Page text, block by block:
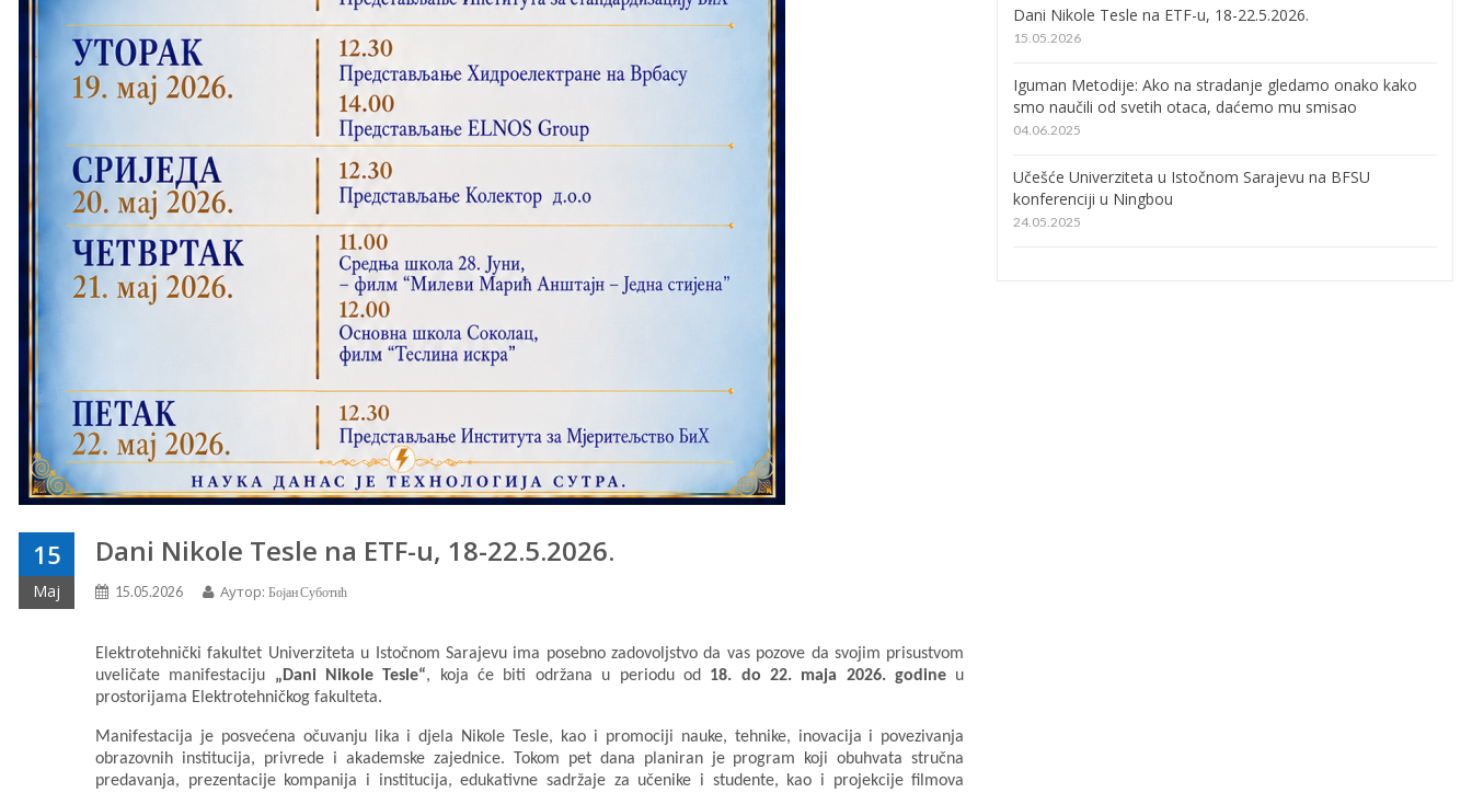
15
Мај
Dani Nikole Tesle na ETF-u, 18-22.5.2026.
15.05.2026 Аутор: Бојан Суботић
Elektrotehnički fakultet Univerziteta u Istočnom Sarajevu ima posebno zadovoljstvo da vas pozove da svojim prisustvom
uveličate manifestaciju „Dani Nikole Tesle“, koja će biti održana u periodu od 18. do 22. maja 2026. godineu
prostorijama Elektrotehničkog fakulteta.
Manifestacija je posvećena očuvanju lika i djela Nikole Tesle, kao i promociji nauke, tehnike, inovacija i povezivanja
obrazovnih institucija, privrede i akademske zajednice. Tokom pet dana planiran je program koji obuhvata stručna
predavanja, prezentacije kompanija i institucija, edukativne sadržaje za učenike i studente, kao i projekcije filmova
Dani Nikole Tesle na ETF-u, 18-22.5.2026.
15.05.2026
Iguman Metodije: Ako na stradanje gledamo onako kako
smo naučili od svetih otaca, daćemo mu smisao
04.06.2025
Učešće Univerziteta u Istočnom Sarajevu na BFSU
konferenciji u Ningbou
24.05.2025